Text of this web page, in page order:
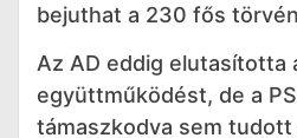
bejuthat a 230 fős
Az AD eddig elutasította
együttműködést, de a
támaszkodva sem